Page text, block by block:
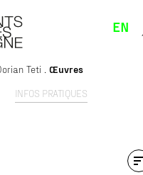
EN
INFOS PRATIQUES
Teti Œuvres